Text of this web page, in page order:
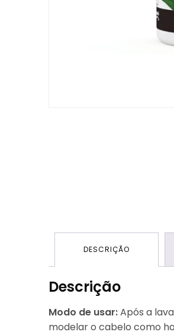
DESCRIÇÃO
Descrição
Modo de usar:Após a
modelar o cabelo como